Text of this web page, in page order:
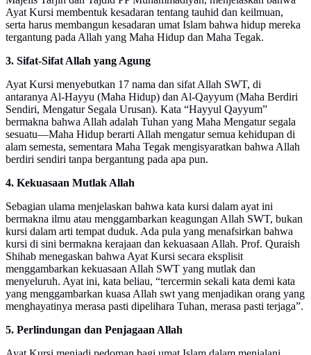
Ayat Kursi membentuk kesadaran tentang tauhid dan keilmuan,
serta harus membangun kesadaran umat Islam bahwa hidup mereka
tergantung pada Allah yang Maha Hidup dan Maha Tegak.
3. Sifat-Sifat Allah yang Agung
Ayat Kursi menyebutkan 17 nama dan sifat Allah SWT, di
antaranya Al-Hayyu (Maha Hidup) dan Al-Qayyum (Maha Berdiri
Sendiri, Mengatur Segala Urusan). Kata “Hayyul Qayyum”
bermakna bahwa Allah adalah Tuhan yang Maha Mengatur segala
sesuatu—Maha Hidup berarti Allah mengatur semua kehidupan di
alam semesta, sementara Maha Tegak mengisyaratkan bahwa Allah
berdiri sendiri tanpa bergantung pada apa pun.
4. Kekuasaan Mutlak Allah
Sebagian ulama menjelaskan bahwa kata kursi dalam ayat ini
bermakna ilmu atau menggambarkan keagungan Allah SWT, bukan
kursi dalam arti tempat duduk. Ada pula yang menafsirkan bahwa
kursi di sini bermakna kerajaan dan kekuasaan Allah. Prof. Quraish
Shihab menegaskan bahwa Ayat Kursi secara eksplisit
menggambarkan kekuasaan Allah SWT yang mutlak dan
menyeluruh. Ayat ini, kata beliau, “tercermin sekali kata demi kata
yang menggambarkan kuasa Allah swt yang menjadikan orang yang
menghayatinya merasa pasti dipelihara Tuhan, merasa pasti terjaga”.
5. Perlindungan dan Penjagaan Allah